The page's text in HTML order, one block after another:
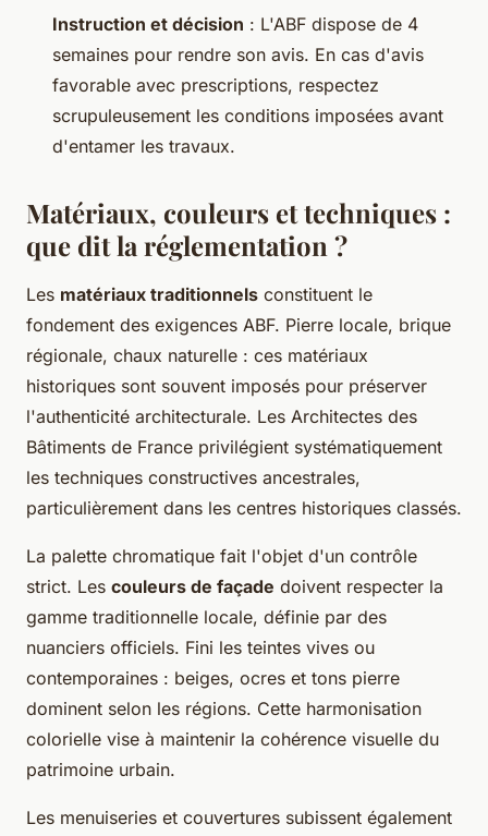
Instruction et décision : L'ABF dispose de 4
semaines pour rendre son avis. En cas d'avis
favorable avec prescriptions, respectez
scrupuleusement les conditions imposées avant
d'entamer les travaux.
Matériaux, couleurs et techniques :
que dit la réglementation ?
Les matériaux traditionnels constituent le
fondement des exigences ABF. Pierre locale, brique
régionale, chaux naturelle : ces matériaux
historiques sont souvent imposés pour préserver
l'authenticité architecturale. Les Architectes des
Bâtiments de France privilégient systématiquement
les techniques constructives ancestrales,
particulièrement dans les centres historiques classés.
La palette chromatique fait l'objet d'un contrôle
strict. Les couleurs de façade doivent respecter la
gamme traditionnelle locale, définie par des
nuanciers officiels. Fini les teintes vives ou
contemporaines : beiges, ocres et tons pierre
dominent selon les régions. Cette harmonisation
colorielle vise à maintenir la cohérence visuelle du
patrimoine urbain.
Les menuiseries et couvertures subissent également